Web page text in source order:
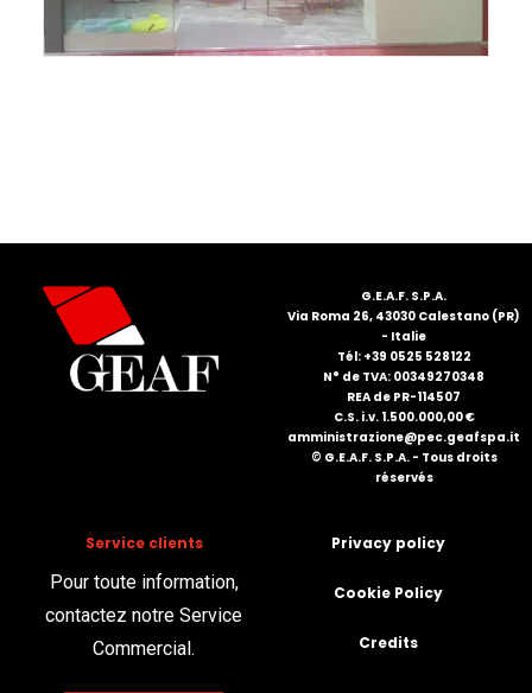
G.E.A.F. S.P.A.
Via Roma 26, 43030 Calestano (PR)
- Italie
Tél: +39 0525 528122
N° de TVA: 00349270348
REA de PR-114507
C.S. i.v. 1.500.000,00 €
amministrazione@pec.geafspa.it
© G.E.A.F. S.P.A. - Tous droits
réservés
Service clients
Pour toute information,
contactez notre Service
Commercial.
Privacy policy
Cookie Policy
Credits